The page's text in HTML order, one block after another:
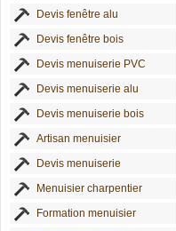
Devis fenêtre alu
Devis fenêtre bois
Devis menuiserie PVC
Devis menuiserie alu
Devis menuiserie bois
Artisan menuisier
Devis menuiserie
Menuisier charpentier
Formation menuisier